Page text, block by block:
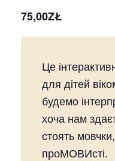
75,00ZŁ
Це
для дітей
будемо
хоча нам
стоять
проМОВИсті.